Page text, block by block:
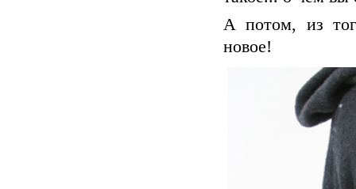
А потом, из
новое!